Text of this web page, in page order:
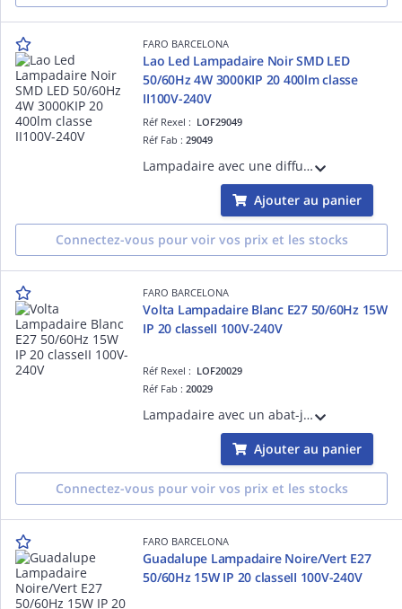
FARO BARCELONA
Lao Led Lampadaire Noir SMD LED
50/60Hz 4W 3000KIP 20 400lm classe
II100V-240V
Réf Rexel : LOF29049
Réf Fab :29049
Lampadaire avec une diffuseur en PMMA opal structure en Aluminium et ABS couleur Noir mat SMD LED source incluse 50/60Hz 4W 3000K CRI >80 IP20 400Lm classe II 100V-240Vhauteur: 1220mm longueur:100mm profondeur:200mm
Ajouter au panier
Connectez-vous pour voir vos prix et les stocks
FARO BARCELONA
Volta Lampadaire Blanc E27 50/60Hz 15W
IP 20 classeII 100V-240V
Réf Rexel : LOF20029
Réf Fab :20029
Lampadaire avec un abat-jour en textile Blanc structure en Acier couleur Blanc mat Blanc E27 source non incluse 50/60Hz 15W IP 20 classe II 100V-240Vhauteur: 1510mm longueur: 450mm profondeur:450mm
Ajouter au panier
Connectez-vous pour voir vos prix et les stocks
FARO BARCELONA
Guadalupe Lampadaire Noire/Vert E27
50/60Hz 15W IP 20 classeII 100V-240V